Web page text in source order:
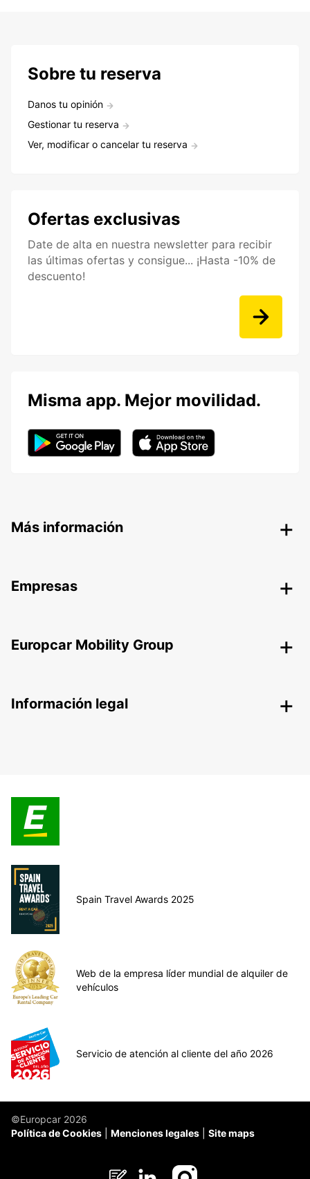
Sobre tu reserva
Danos tu opinión
Gestionar tu reserva
Ver, modificar o cancelar tu reserva
Ofertas exclusivas
Date de alta en nuestra newsletter para recibir
las últimas ofertas y consigue... ¡Hasta -10% de
descuento!
Misma app. Mejor movilidad.
Más información
Empresas
Europcar Mobility Group
Información legal
Spain Travel Awards 2025
Web de la empresa líder mundial de alquiler de
vehículos
Servicio de atención al cliente del año 2026
©Europcar 2026
Política de Cookies
Menciones legales Site maps